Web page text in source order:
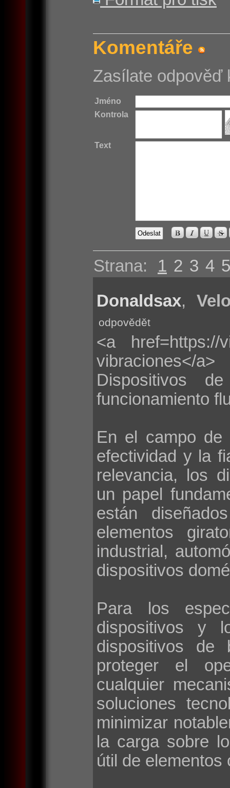
Komentáře
Zasílate odpověď
Jméno
Kontrola
Text
Strana: 1 2 3 4 5
Donaldsax,
odpovědět
<a href=https://
vibraciones</a>
Dispositivos
funcionamiento
En el campo de
efectividad y la
relevancia, los
un papel
están
elementos
industrial,
dispositivos
Para los
dispositivos y
dispositivos de
proteger el
cualquier
soluciones
minimizar
la carga sobre
útil de elementos